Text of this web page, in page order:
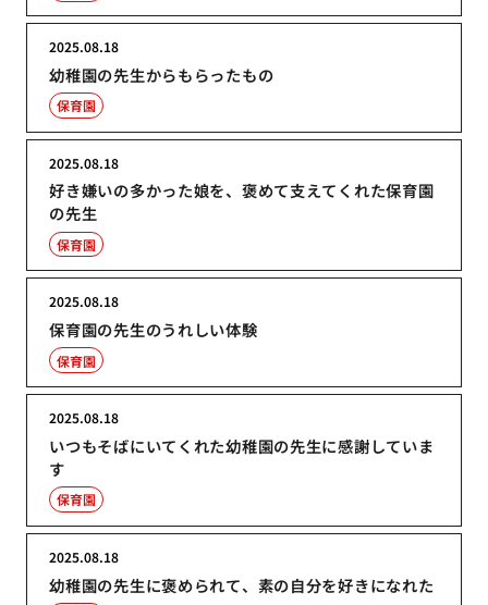
幼稚園の先生からもらったもの
2025.08.18
保育園
好き嫌いの多かった娘を、褒めて支えてくれた保育園
の先生
2025.08.18
保育園
保育園の先生のうれしい体験
2025.08.18
保育園
いつもそばにいてくれた幼稚園の先生に感謝していま
す
2025.08.18
保育園
幼稚園の先生に褒められて、素の自分を好きになれた
2025.08.18